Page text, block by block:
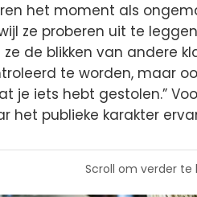
het moment als
ze proberen uit te
de blikken van andere
te worden, maar
je iets hebt gestolen.”
het publieke karakter
Scroll om verder te